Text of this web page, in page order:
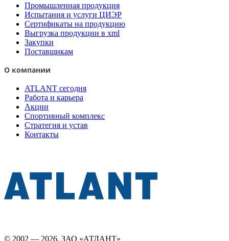
Промышленная продукция
Испытания и услуги ЦИЭР
Сертификаты на продукцию
Выгрузка продукции в xml
Закупки
Поставщикам
О компании
ATLANT сегодня
Работа и карьера
Акции
Спортивный комплекс
Стратегия и устав
Контакты
© 2002 — 2026, ЗАО «АТЛАНТ»